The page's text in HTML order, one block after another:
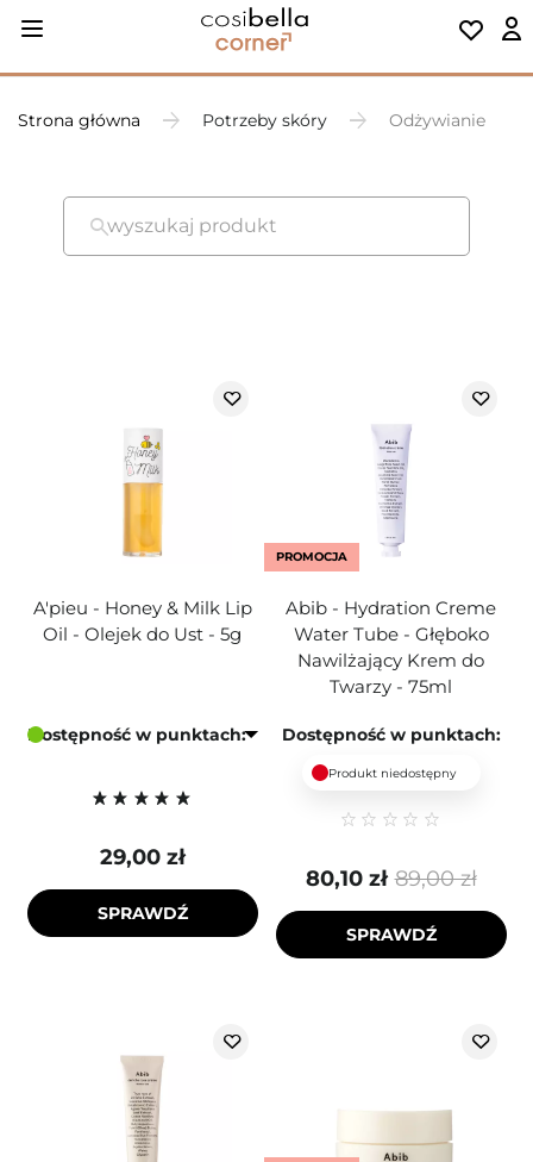
Strona główna Potrzeby skóry Odżywianie
wyszukaj produkt
A'pieu - Honey & Milk Lip
Oil - Olejek do Ust - 5g
Dostępność w punktach:
29,00 zł
SPRAWDŹ
PROMOCJA
Abib - Hydration Creme
Water Tube - Głęboko
Nawilżający Krem do
Twarzy - 75ml
Dostępność w punktach:
Produkt niedostępny
89,00 zł
80,10 zł
SPRAWDŹ